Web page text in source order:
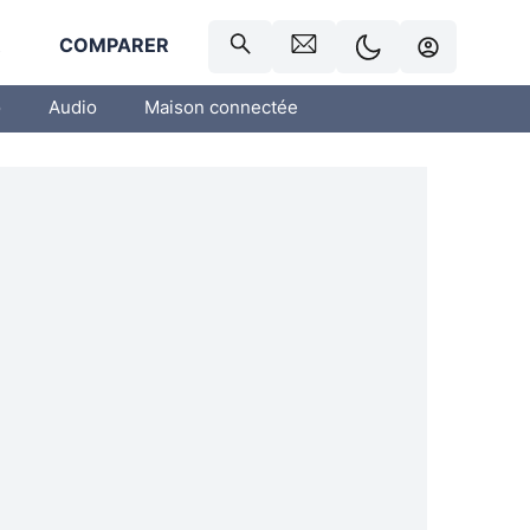
COMPARER
Audio Maison connectée